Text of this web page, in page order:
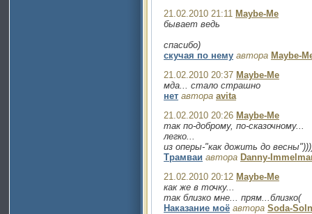
21.02.2010 21:11 Maybe-Me
бывает ведь
спасибо)
скучая по нему автора Maybe-
21.02.2010 20:37 Maybe-Me
мда... стало страшно
нет автора avita
21.02.2010 20:26 Maybe-Me
так по-доброму, по-сказочному...
легко...
из оперы-"как дожить до
Трамваи автора Danny-
21.02.2010 20:12 Maybe-Me
как же в точку...
так близко мне... прям...близко(
Наказание моё автора Soda-